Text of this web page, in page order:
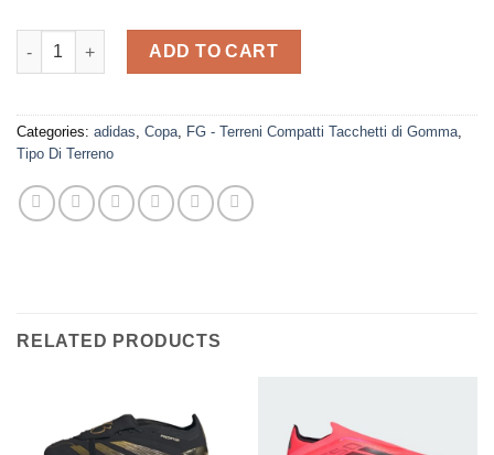
adidas - Copa Pure FG Yellow-Black quantity
ADD TO CART
Categories: adidas, Copa, FG - Terreni Compatti Tacchetti di Gomma,
Tipo Di Terreno
RELATED PRODUCTS